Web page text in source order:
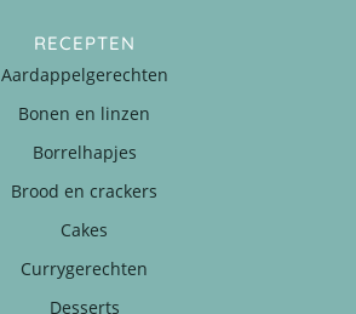
RECEPTEN
Aardappelgerechten
Bonen en linzen
Borrelhapjes
Brood en crackers
Cakes
Currygerechten
Desserts